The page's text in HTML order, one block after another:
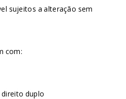
sujeitos a alteração sem
com:
duplo